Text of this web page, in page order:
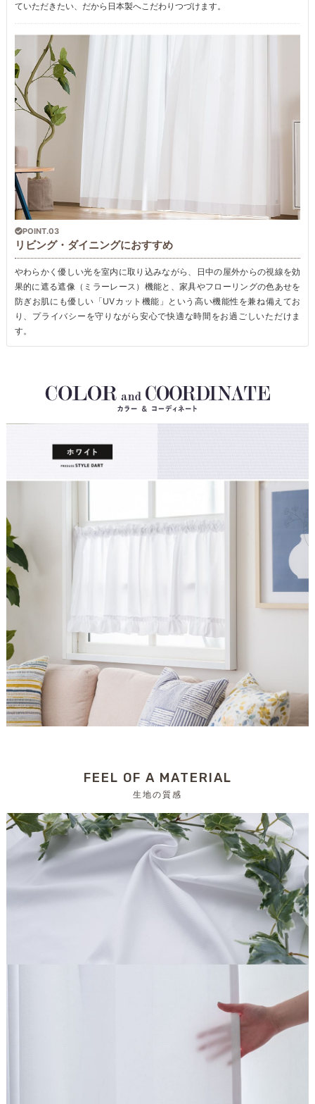
ていただきたい、だから日本製へこだわりつづけます。
POINT.03
リビング・ダイニングにおすすめ
やわらかく優しい光を室内に取り込みながら、日中の屋外からの視線を効
果的に遮る遮像（ミラーレース）機能と、家具やフローリングの色あせを
防ぎお肌にも優しい「UVカット機能」という高い機能性を兼ね備えてお
り、プライバシーを守りながら安心で快適な時間をお過ごしいただけま
す。
FEEL OF A MATERIAL
生地の質感